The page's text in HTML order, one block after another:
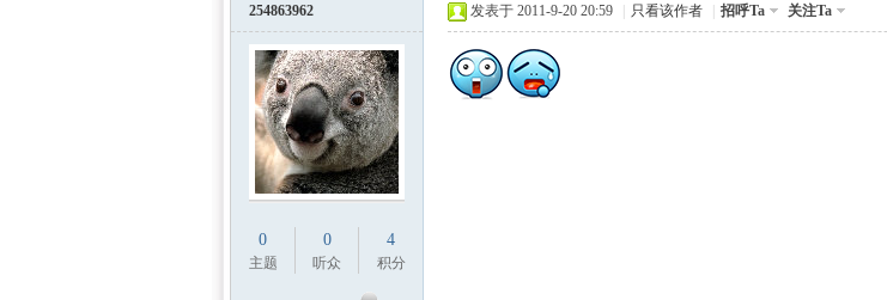
254863962
0
主题
0
听众
4
积分
发表于 2011-9-20 20:59 只看该作者 招呼Ta 关注Ta